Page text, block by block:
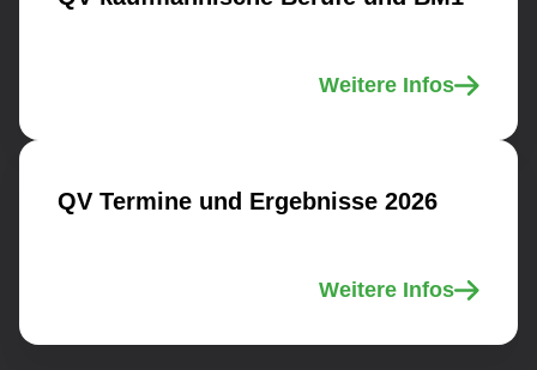
Weitere Infos
QV Termine und Ergebnisse 2026
Weitere Infos